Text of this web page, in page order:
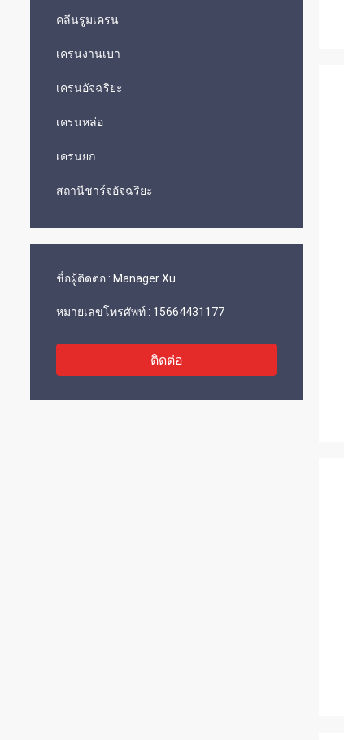
คลีนรูมเครน
เครนงานเบา
เครนอัจฉริยะ
เครนหล่อ
เครนยก
สถานีชาร์จอัจฉริยะ
ชื่อผู้ติดต่อ : Manager Xu
หมายเลขโทรศัพท์ : 15664431177
ติดต่อ